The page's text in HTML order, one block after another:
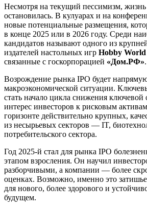
Несмотря на текущий пессимизм,
остановилась. В кулуарах и на
новые потенциальные размещения,
в конце 2025 или в 2026 году. Среди
кандидатов называют одного из
издателей настольных игр Hobby World
связанные с госкорпорацией «Дом.РФ».
Возрождение рынка IPO будет напрямую
макроэкономической ситуации.
стать начало цикла снижения ключевой
интерес инвесторов к рисковым
горизонте действительно крупных,
из несырьевых секторов — IT,
потребительского сектора.
Год 2025-й стал для рынка IPO
этапом взросления. Он научил
разборчивыми, а компании — более
оценках. Возможно, именно это
для нового, более здорового и
будущем.